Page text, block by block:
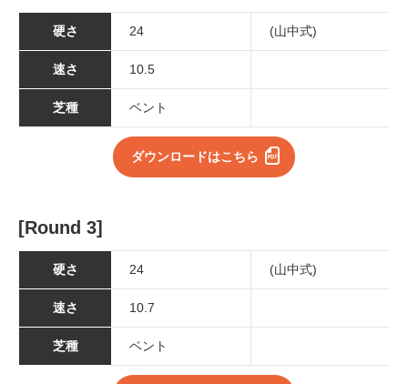
硬さ 24 (山中式)
速さ 10.5
芝種 ベント
ダウンロードはこちら
[Round 3]
硬さ 24 (山中式)
速さ 10.7
芝種 ベント